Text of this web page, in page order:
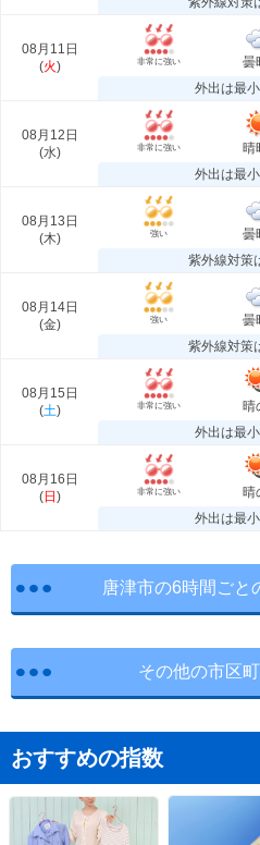
08月11日
(火) 非常に強い 曇
外出は最
08月12日
(水) 非常に強い 晴
外出は最
08月13日
(木) 強い 曇
紫外線対策
08月14日
(金) 強い 曇
紫外線対策
08月15日
(土) 非常に強い 晴
外出は最
08月16日
(日 ) 非常に強い 晴
外出は最
唐津市の6時間ごと
その他の市区
おすすめの指数